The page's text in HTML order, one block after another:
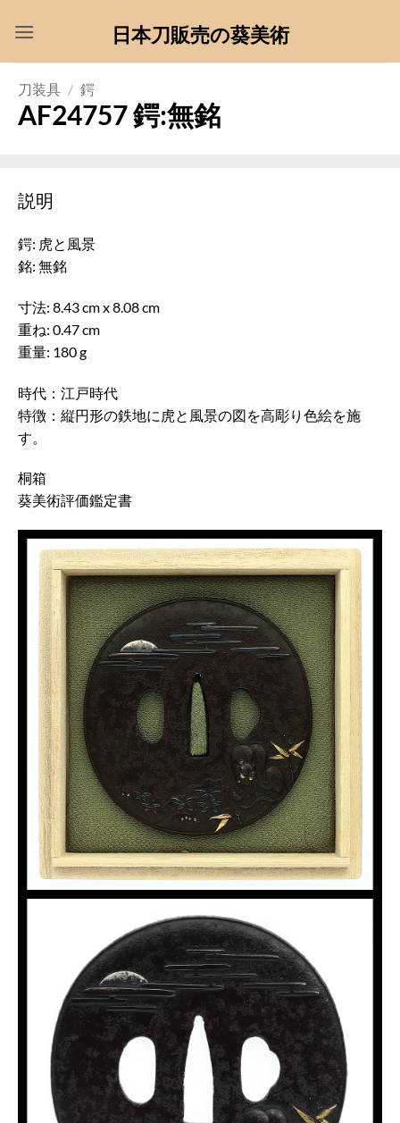
日本刀販売の葵美術
刀装具 / 鍔
AF24757 鍔:無銘
説明
鍔: 虎と風景
銘: 無銘
寸法: 8.43 cm x 8.08 cm
重ね: 0.47 cm
重量: 180 g
時代：江戸時代
特徴：縦円形の鉄地に虎と風景の図を高彫り色絵を施
す。
桐箱
葵美術評価鑑定書